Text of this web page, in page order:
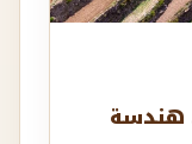
هندسة